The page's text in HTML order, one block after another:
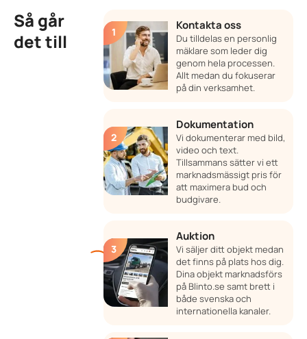
Så går
det till
Kontakta oss
Du tilldelas en personlig
mäklare som leder dig
genom hela processen.
Allt medan du fokuserar
på din verksamhet.
Dokumentation
Vi dokumenterar med bild,
video och text.
Tillsammans sätter vi ett
marknadsmässigt pris för
att maximera bud och
budgivare.
Auktion
Vi säljer ditt objekt medan
det finns på plats hos dig.
Dina objekt marknadsförs
på Blinto.se samt brett i
både svenska och
internationella kanaler.